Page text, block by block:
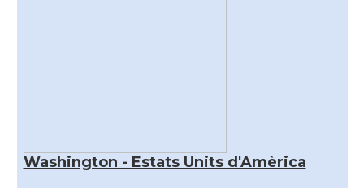
Washington - Estats Units d'Amèrica